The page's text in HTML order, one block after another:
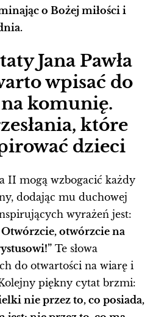
o Bożej miłości i
Jana Pawła
wpisać do
komunię.
które
dzieci
II mogą wzbogacić każdy
dodając mu duchowej
wyrażeń jest:
Otwórzcie, otwórzcie na
Te słowa
do otwartości na wiarę i
piękny cytat brzmi:
nie przez to, co posiada,